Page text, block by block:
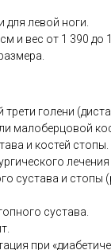
для левой ноги.
и вес от 1 390 до
голени
малоберцовой
и костей стопы.
сустава и стопы
сустава.
при